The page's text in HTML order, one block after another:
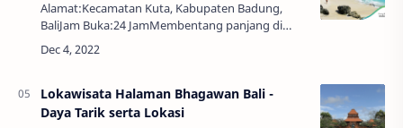
Alamat:Kecamatan Kuta, Kabupaten Badung,
BaliJam Buka:24 JamMembentang panjang di
selatan Kota Denpasar, Pantai Kuta menyajikan
segala hingar bingar pariwisata yang ada di Pulau
Lokawisata Halaman Bhagawan Bali -
Daya Tarik serta Lokasi